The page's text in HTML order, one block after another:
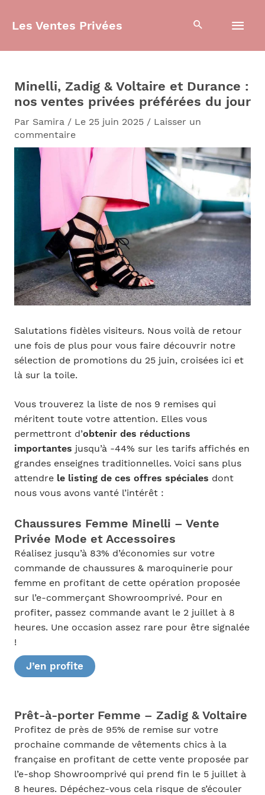
Les Ventes Privées
Minelli, Zadig & Voltaire et Durance :
nos ventes privées préférées du jour
Par Samira / Le 25 juin 2025 / Laisser un
commentaire
Salutations fidèles visiteurs. Nous voilà de retour
une fois de plus pour vous faire découvrir notre
sélection de promotions du 25 juin, croisées ici et
là sur la toile.
Vous trouverez la liste de nos 9 remises qui
méritent toute votre attention. Elles vous
permettront d’obtenir des réductions
importantes jusqu’à -44% sur les tarifs affichés en
grandes enseignes traditionnelles. Voici sans plus
attendre le listing de ces offres spéciales dont
nous vous avons vanté l’intérêt :
Chaussures Femme Minelli – Vente
Privée Mode et Accessoires
Réalisez jusqu’à 83% d’économies sur votre
commande de chaussures & maroquinerie pour
femme en profitant de cette opération proposée
sur l’e-commerçant Showroomprivé. Pour en
profiter, passez commande avant le 2 juillet à 8
heures. Une occasion assez rare pour être signalée
!
J’en profite
Prêt-à-porter Femme – Zadig & Voltaire
Profitez de près de 95% de remise sur votre
prochaine commande de vêtements chics à la
française en profitant de cette vente proposée par
l’e-shop Showroomprivé qui prend fin le 5 juillet à
8 heures. Dépéchez-vous cela risque de s’écouler